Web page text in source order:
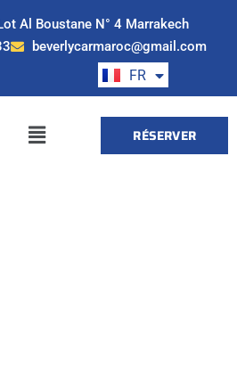
Al Boustane N° 4 Marrakech
beverlycarmaroc@gmail.com
FR
EN
ES
DE
RÉSERVER